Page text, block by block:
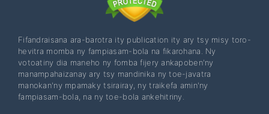
Fifandraisana ara-barotra ity publication ity ary tsy misy toro-
hevitra momba ny fampiasam-bola na fikarohana. Ny
votoatiny dia maneho ny fomba fijery ankapoben'ny
manampahaizanay ary tsy mandinika ny toe-javatra
manokan'ny mpamaky tsirairay, ny traikefa amin'ny
fampiasam-bola, na ny toe-bola ankehitriny.